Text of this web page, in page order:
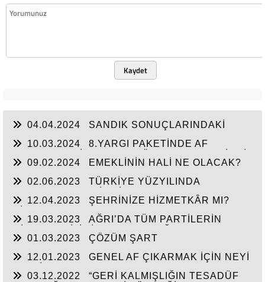
Kaydet
04.04.2024
SANDIK SONUÇLARINDAKİ
10.03.2024
8.YARGI PAKETİNDE AF
09.02.2024
EMEKLİNİN HALİ NE OLACAK?
02.06.2023
TÜRKİYE YÜZYILINDA
İLE İKİNCİ BİR ŞANS VERİLMELİ
12.04.2023
ŞEHRİNİZE HİZMETKÂR MI?
19.03.2023
AĞRI’DA TÜM PARTİLERİN
OLMALI!
01.03.2023
ÇÖZÜM ŞART
12.01.2023
GENEL AF ÇIKARMAK İÇİN NEYİ
03.12.2022
“GERİ KALMIŞLIĞIN TESADÜF